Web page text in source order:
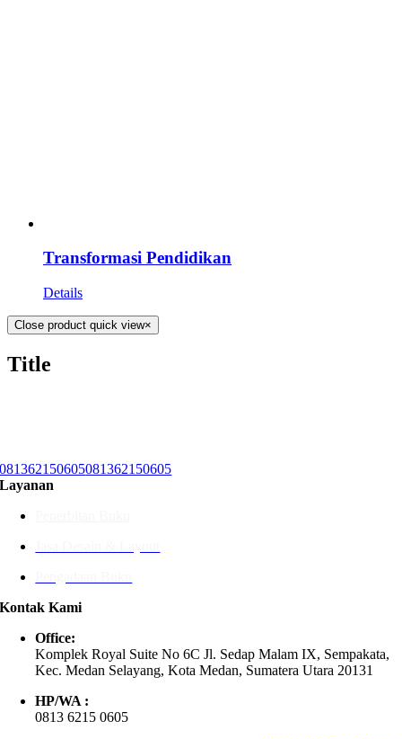
Transformasi Pendidikan
Details
Close product quick view×
Title
081362150605081362150605
Layanan
Kontak Kami
Office:
Komplek Royal Suite No 6C Jl. Sedap Malam IX, Sempakata,
Kec. Medan Selayang, Kota Medan, Sumatera Utara 20131
HP/WA :
0813 6215 0605